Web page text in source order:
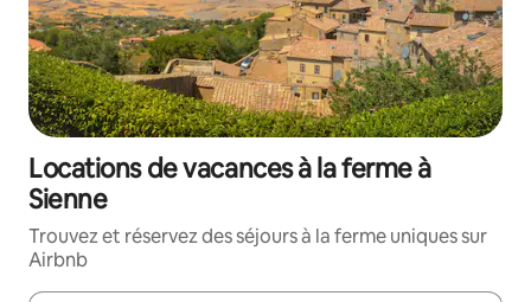
Locations de vacances à la ferme à
Sienne
Trouvez et réservez des séjours à la ferme uniques sur
Airbnb